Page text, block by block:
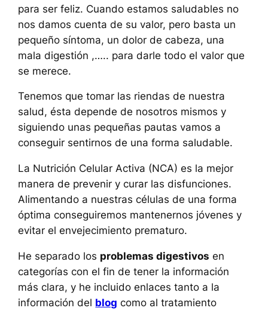
para ser feliz. Cuando estamos saludables no
nos damos cuenta de su valor, pero basta un
pequeño síntoma, un dolor de cabeza, una
mala digestión ,….. para darle todo el valor que
se merece.
Tenemos que tomar las riendas de nuestra
salud, ésta depende de nosotros mismos y
siguiendo unas pequeñas pautas vamos a
conseguir sentirnos de una forma saludable.
La Nutrición Celular Activa (NCA) es la mejor
manera de prevenir y curar las disfunciones.
Alimentando a nuestras células de una forma
óptima conseguiremos mantenernos jóvenes y
evitar el envejecimiento prematuro.
He separado los problemas digestivos en
categorías con el fin de tener la información
más clara, y he incluido enlaces tanto a la
información del blog como al tratamiento